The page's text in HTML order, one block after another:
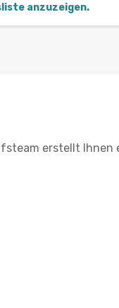
anzuzeigen.
erstellt